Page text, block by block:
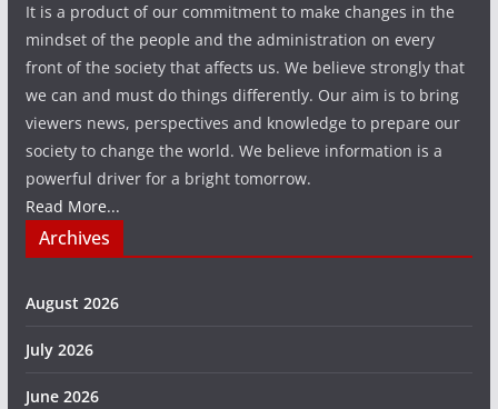
It is a product of our commitment to make changes in the
mindset of the people and the administration on every
front of the society that affects us. We believe strongly that
we can and must do things differently. Our aim is to bring
viewers news, perspectives and knowledge to prepare our
society to change the world. We believe information is a
powerful driver for a bright tomorrow.
Read More...
Archives
August 2026
July 2026
June 2026